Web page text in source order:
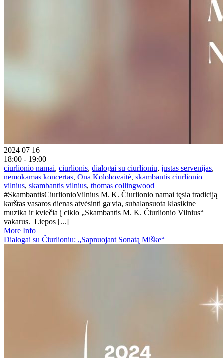
2024 07 16
18:00 - 19:00
ciurlionio namai, ciurlionis, dialogai su ciurlioniu, justas servenijas,
nemokamas koncertas, Ona Kolobovaitė, skambantis ciurlionio
vilnius, skambantis vilnius, thomas collingwood
#SkambantisCiurlionioVilnius M. K. Čiurlionio namai tęsia tradiciją
karštas vasaros dienas atvėsinti gaivia, subalansuota klasikine
muzika ir kviečia į ciklo „Skambantis M. K. Čiurlionio Vilnius“
vakarus. Liepos [...]
More Info
Dialogai su Čiurlioniu: „Sapnuojant Sonatą Miške“